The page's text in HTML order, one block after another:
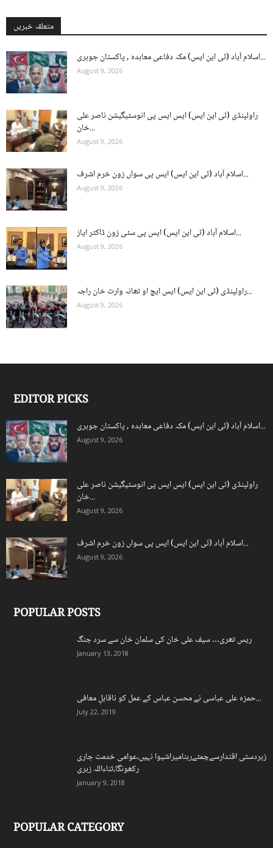
متعلقہ خبریں
اسلام آباد (ٹی این ایس) مکہ دفاعی معاہدہ , پاکستان جوہری...
August 9, 2026
راولپنڈی (ٹی این ایس) ایس ایس پی انوسٹیگیشن ناصر علی
خان...
August 9, 2026
اسلام آباد (ٹی این ایس) ایس پی سواں زون خرم اشرف...
August 9, 2026
اسلام آباد (ٹی این ایس) ایس پی سٹی زون ڈاکٹر ایاز...
August 9, 2026
راولپنڈی (ٹی این ایس) ایس ایچ او تھانہ وارث خان راجہ...
August 9, 2026
EDITOR PICKS
اسلام آباد (ٹی این ایس) مکہ دفاعی معاہدہ , پاکستان جوہری...
August 9, 2026
راولپنڈی (ٹی این ایس) ایس ایس پی انوسٹیگیشن ناصر علی
خان...
August 9, 2026
اسلام آباد (ٹی این ایس) ایس پی سواں زون خرم اشرف...
August 9, 2026
POPULAR POSTS
ریس تھری… سیف علی خان کی سلمان خان سے سرد جنگ
January 13, 2018
حمزہ علی عباسی نے محسن عباس کے عمل کو ناقابلِ معافی...
July 22, 2019
زبردستی اقتدارسےچمٹےرہنامیراشیوا نہیں،عوامی خدمت جاری
رکھونگا،ثناءاللہ زہری
January 9, 2018
POPULAR CATEGORY